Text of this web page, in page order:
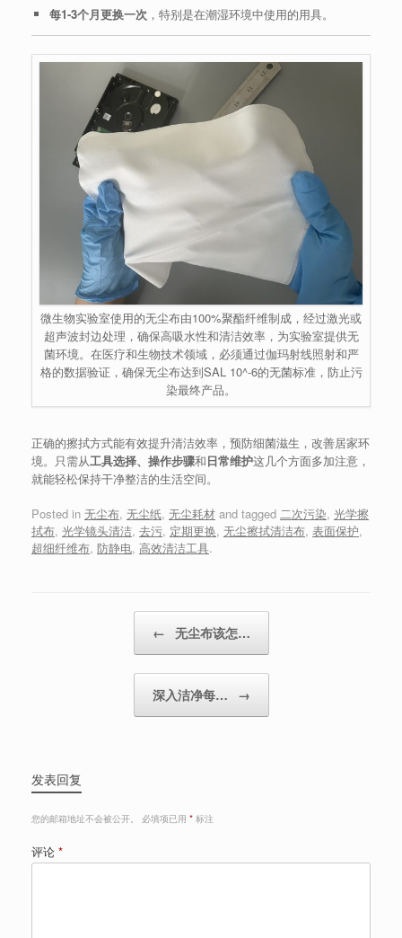
每1-3个月更换一次，特别是在潮湿环境中使用的用具。
微生物实验室使用的无尘布由100%聚酯纤维制成，经过激光或
超声波封边处理，确保高吸水性和清洁效率，为实验室提供无
菌环境。在医疗和生物技术领域，必须通过伽玛射线照射和严
格的数据验证，确保无尘布达到SAL 10^-6的无菌标准，防止污
染最终产品。
正确的擦拭方式能有效提升清洁效率，预防细菌滋生，改善居家环
境。只需从工具选择、操作步骤和日常维护这几个方面多加注意，
就能轻松保持干净整洁的生活空间。
Posted in 无尘布, 无尘纸, 无尘耗材 and tagged 二次污染, 光学擦
拭布, 光学镜头清洁, 去污, 定期更换, 无尘擦拭清洁布, 表面保护,
超细纤维布, 防静电, 高效清洁工具.
← 无尘布该怎…
深入洁净每… →
发表回复
您的邮箱地址不会被公开。 必填项已用 * 标注
评论 *